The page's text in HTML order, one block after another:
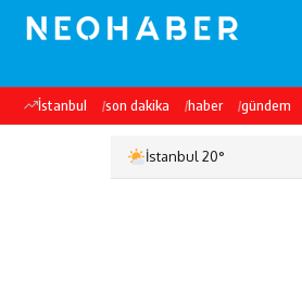
İstanbul son dakika haber gündem
İstanbul 20°